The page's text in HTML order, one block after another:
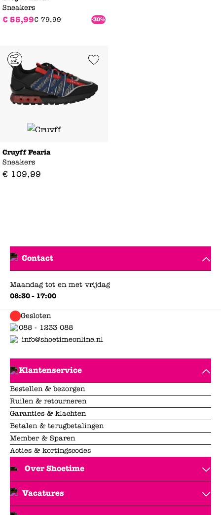
Sneakers
€ 55,99€ 79,99 -30%
Add to Wishlist
Cruyff Fearia
Sneakers
€ 109,99
Contact
Maandag tot en met vrijdag
08:30 - 17:00
Gesloten
088 - 1233 088
info@shoetimeonline.nl
Klantenservice
Bestellen & bezorgen
Ruilen & retourneren
Garanties & klachten
Betalen & terugbetalingen
Member & Sparen
Acties & kortingscodes
Over Shoetime
Vacatures